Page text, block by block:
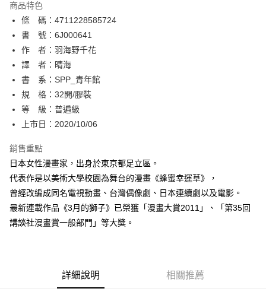
相關說明
【關於「AFTEE先享後付」】
AFTEE先享後付是「在收到商品之後才付款」的支付方式。 讓您購物簡單
便利好安心！
１．簡單：不需註冊會員、不需綁卡、不需儲值。
２．便利：只要手機號碼，簡訊認證，即可結帳。
３．安心：先確認商品／服務後，再付款。
【「AFTEE先享後付」結帳流程】
１．於結帳方式選擇「AFTEE先享後付」後，將跳轉至「AFTEE先享後付」
結帳頁面，進行簡訊認證並確認金額後，即可完成結帳。
２．訂單成立數日內，您將收到繳費通知簡訊。
ATM／網路銀行／等多元方式進行付款，方視為交易完成。
※ 請注意：結帳手續完成當下不需立刻繳費，但若您需要取消訂單，請聯絡
購買商品的店家。未經商家同意取消之訂單仍視為有效，需透過AFTEE先享
後付繳納相關費用。
※ 交易是否成功請以「AFTEE先享後付 」之結帳頁面顯示為準，若有關於
是否繳費成功／繳費後需取消欲退款等相關疑問，請聯繫「AFTEE先享後付
權轉讓予恩沛科技股份有限公司。
２．關於個人資料處理事宜，請瀏覽以下網址：
https://aftee.tw/terms/#terms3
ATM付款
運送方式
全家取貨付款
每筆NT$80，滿NT$500(含以上)免運費
付款後全家取貨
每筆NT$80，滿NT$500(含以上)免運費
付款後萊爾富取貨
每筆NT$80，滿NT$500(含以上)免運費
付款後7-11取貨
每筆NT$80，滿NT$500(含以上)免運費
商品特色
條 碼：4711228585724
書 號：6J000641
作 者：羽海野千花
譯 者：晴海
書 系：SPP_青年館
規 格：32開/膠裝
等 級：普遍級
上市日：2020/10/06
銷售重點
日本女性漫畫家，出身於東京都足立區。
代表作是以美術大學校園為舞台的漫畫《蜂蜜幸運草》，
曾經改編成同名電視動畫、台灣偶像劇、日本連續劇以及電影。
最新連載作品《3月的獅子》已榮獲「漫畫大賞2011」、「第35回
講談社漫畫賞一般部門」等大獎。
詳細說明 相關推薦